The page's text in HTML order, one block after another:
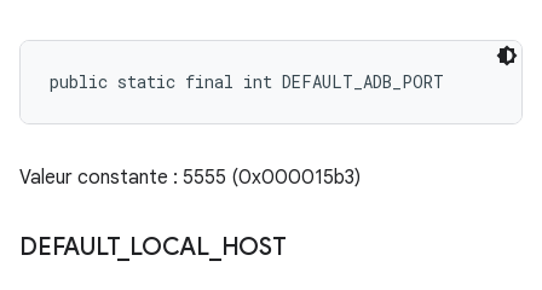
public static final int DEFAULT_ADB_PORT
Valeur constante : 5555 (0x000015b3)
DEFAULT_ LOCAL_ HOST